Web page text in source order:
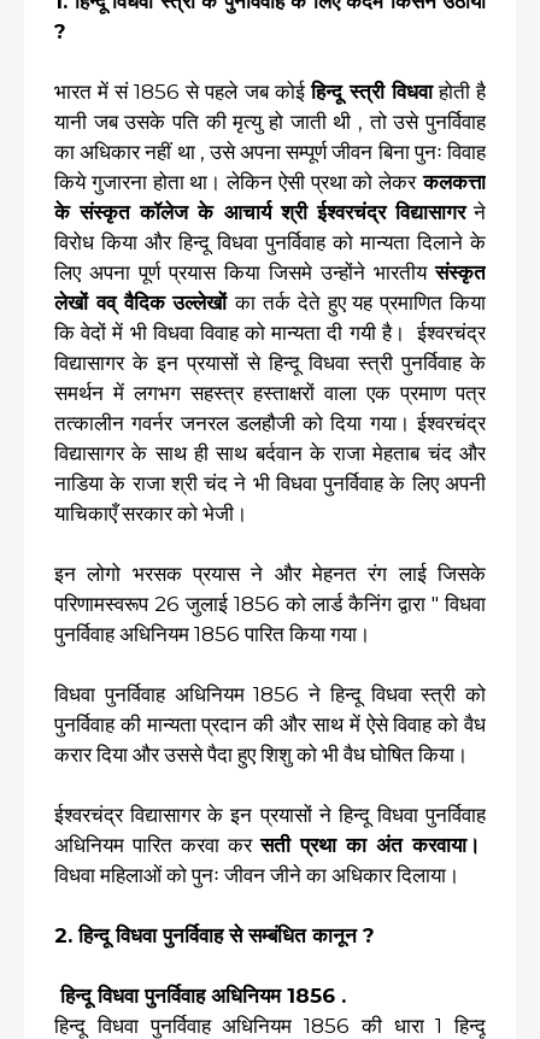
?
भारत में सं 1856 से पहले जब कोईहिन्दू स्त्री विधवाहोती है
यानी जब उसके पति की मृत्यु हो जाती थी , तो उसे पुनर्विवाह
का अधिकार नहीं था , उसे अपना सम्पूर्ण जीवन बिना पुनः विवाह
किये गुजारना होता था। लेकिन ऐसी प्रथा को लेकरकलकत्ता
के संस्कृत कॉलेज के आचार्य श्री ईश्वरचंद्र विद्यासागरने
विरोध किया और हिन्दू विधवा पुनर्विवाह को मान्यता दिलाने के
लिए अपना पूर्ण प्रयास किया जिसमे उन्होंने भारतीयसंस्कृत
लेखों वव् वैदिक उल्लेखोंका तर्क देते हुए यह प्रमाणित किया
कि वेदों में भी विधवा विवाह को मान्यता दी गयी है। ईश्वरचंद्र
विद्यासागर के इन प्रयासों से हिन्दू विधवा स्त्री पुनर्विवाह के
समर्थन में लगभग सहस्त्र हस्ताक्षरों वाला एक प्रमाण पत्र
तत्कालीन गवर्नर जनरल डलहौजी को दिया गया। ईश्वरचंद्र
विद्यासागर के साथ ही साथ बर्दवान के राजा मेहताब चंद और
नाडिया के राजा श्री चंद ने भी विधवा पुनर्विवाह के लिए अपनी
याचिकाएँ सरकार को भेजी।
इन लोगो भरसक प्रयास ने और मेहनत रंग लाई जिसके
परिणामस्वरूप 26 जुलाई 1856 को लार्ड कैनिंग द्वारा " विधवा
पुनर्विवाह अधिनियम 1856 पारित किया गया।
विधवा पुनर्विवाह अधिनियम 1856 ने हिन्दू विधवा स्त्री को
पुनर्विवाह की मान्यता प्रदान की और साथ में ऐसे विवाह को वैध
करार दिया और उससे पैदा हुए शिशु को भी वैध घोषित किया।
ईश्वरचंद्र विद्यासागर के इन प्रयासों ने हिन्दू विधवा पुनर्विवाह
अधिनियम पारित करवा करसती प्रथा का अंत करवाया।
विधवा महिलाओं को पुनः जीवन जीने का अधिकार दिलाया।
2. हिन्दू विधवा पुनर्विवाह से सम्बंधित कानून ?
हिन्दू विधवा पुनर्विवाह अधिनियम 1856 .
हिन्दू विधवा पुनर्विवाह अधिनियम 1856 की धारा 1 हिन्दू